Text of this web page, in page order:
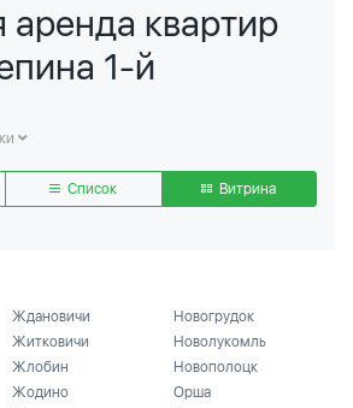
аренда квартир
1-й
Список Витрина
Ждановичи
Житковичи
Жлобин
Жодино
Новогрудок
Новолукомль
Новополоцк
Орша